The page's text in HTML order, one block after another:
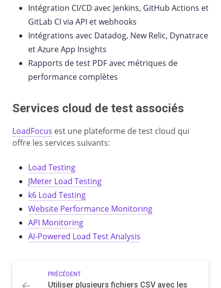
Intégration CI/CD avec Jenkins, GitHub Actions et
GitLab CI via API et webhooks
Intégrations avec Datadog, New Relic, Dynatrace
et Azure App Insights
Rapports de test PDF avec métriques de
performance complètes
Services cloud de test associés
LoadFocus est une plateforme de test cloud qui
offre les services suivants:
Load Testing
JMeter Load Testing
k6 Load Testing
Website Performance Monitoring
API Monitoring
AI-Powered Load Test Analysis
PRÉCÉDENT
Utiliser plusieurs fichiers CSV avec les